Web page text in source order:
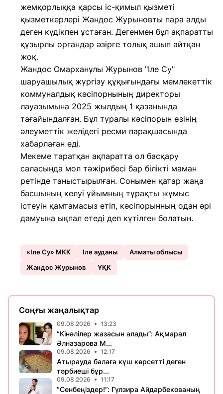
жемқорлыққа қарсы іс-қимыл қызметі
қызметкерлері Жандос Журыновты пара алды
деген күдікпен ұстаған. Дегенмен бұл ақпаратты
құзырлы органдар әзірге толық ашып айтқан
жоқ.
Жандос Омарханұлы Журынов "Іле Су"
шаруашылық жүргізу құқығындағы мемлекеттік
коммуналдық кәсіпорнының директоры
лауазымына 2025 жылдың 1 қазанында
тағайындалған. Бұл туралы кәсіпорын өзінің
әлеуметтік желідегі ресми парақшасында
хабарлаған еді.
Мекеме таратқан ақпаратта ол басқару
саласында мол тәжірибесі бар білікті маман
ретінде таныстырылған. Сонымен қатар жаңа
басшының келуі ұйымның тұрақты жұмыс
істеуін қамтамасыз етіп, кәсіпорынның одан әрі
дамуына ықпал етеді деп күтілген болатын.
«Іле Су» МКК Іле ауданы
Алматы облысы
Жандос Журынов
ҰҚК
Соңғы жаңалықтар
09.08.2026 13:23
“Кінәлілер жазасын алады”: Ақмарал
Әлназарова М...
09.08.2026 12:17
Атырауда балаға күш көрсетті деген
тәрбиеші бұр...
09.08.2026 11:17
“Сенбеңіздер!”: Гүлзира Айдарбекованың